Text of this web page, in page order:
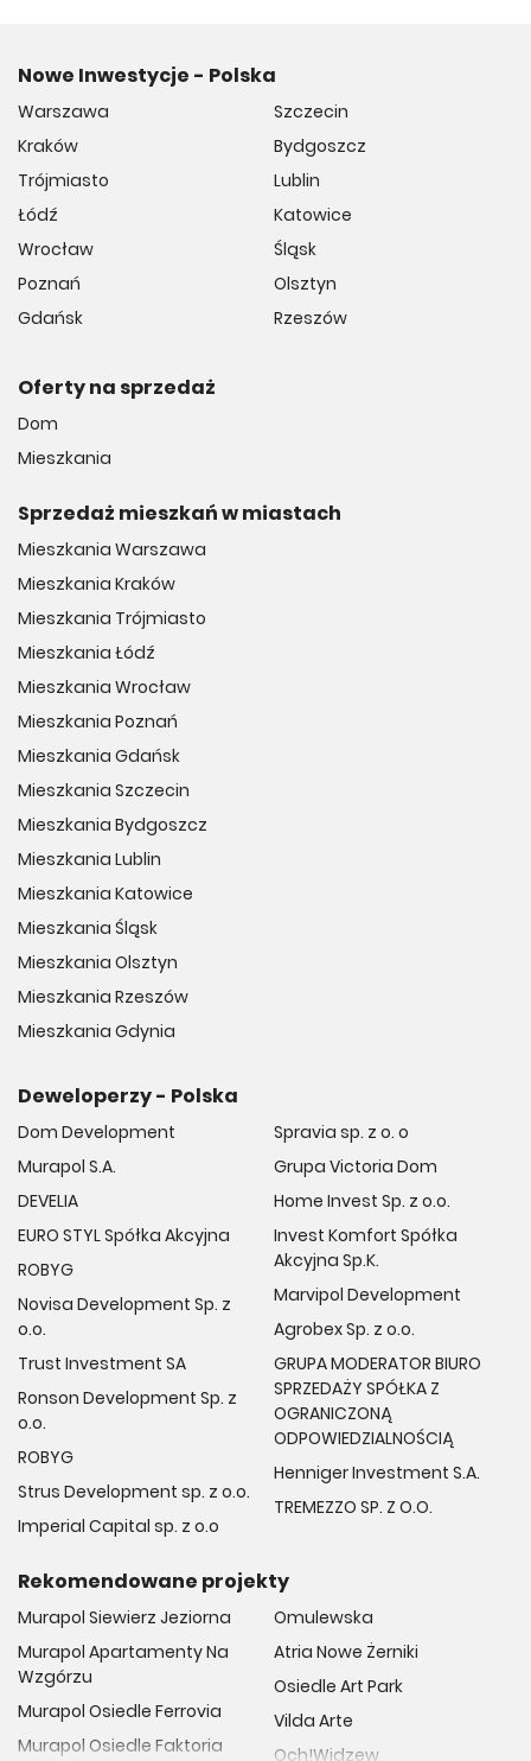
Nowe Inwestycje - Polska
Warszawa
Kraków
Trójmiasto
Łódź
Wrocław
Poznań
Gdańsk
Szczecin
Bydgoszcz
Lublin
Katowice
Śląsk
Olsztyn
Rzeszów
Oferty na sprzedaż
Dom
Mieszkania
Sprzedaż mieszkań w miastach
Mieszkania Warszawa
Mieszkania Kraków
Mieszkania Trójmiasto
Mieszkania Łódź
Mieszkania Wrocław
Mieszkania Poznań
Mieszkania Gdańsk
Mieszkania Szczecin
Mieszkania Bydgoszcz
Mieszkania Lublin
Mieszkania Katowice
Mieszkania Śląsk
Mieszkania Olsztyn
Mieszkania Rzeszów
Mieszkania Gdynia
Deweloperzy - Polska
Dom Development
Murapol S.A.
DEVELIA
EURO STYL Spółka Akcyjna
ROBYG
Novisa Development Sp. z
o.o.
Trust Investment SA
Ronson Development Sp. z
o.o.
ROBYG
Strus Development sp. z o.o.
Imperial Capital sp. z o.o
Spravia sp. z o. o
Grupa Victoria Dom
Home Invest Sp. z o.o.
Invest Komfort Spółka
Akcyjna Sp.K.
Marvipol Development
Agrobex Sp. z o.o.
GRUPA MODERATOR BIURO
SPRZEDAŻY SPÓŁKA Z
OGRANICZONĄ
ODPOWIEDZIALNOŚCIĄ
Henniger Investment S.A.
TREMEZZO SP. Z O.O.
Rekomendowane projekty
Murapol Siewierz Jeziorna
Murapol Apartamenty Na
Wzgórzu
Murapol Osiedle Ferrovia
Murapol Osiedle Faktoria
Omulewska
Atria Nowe Żerniki
Osiedle Art Park
Vilda Arte
Och!Widzew